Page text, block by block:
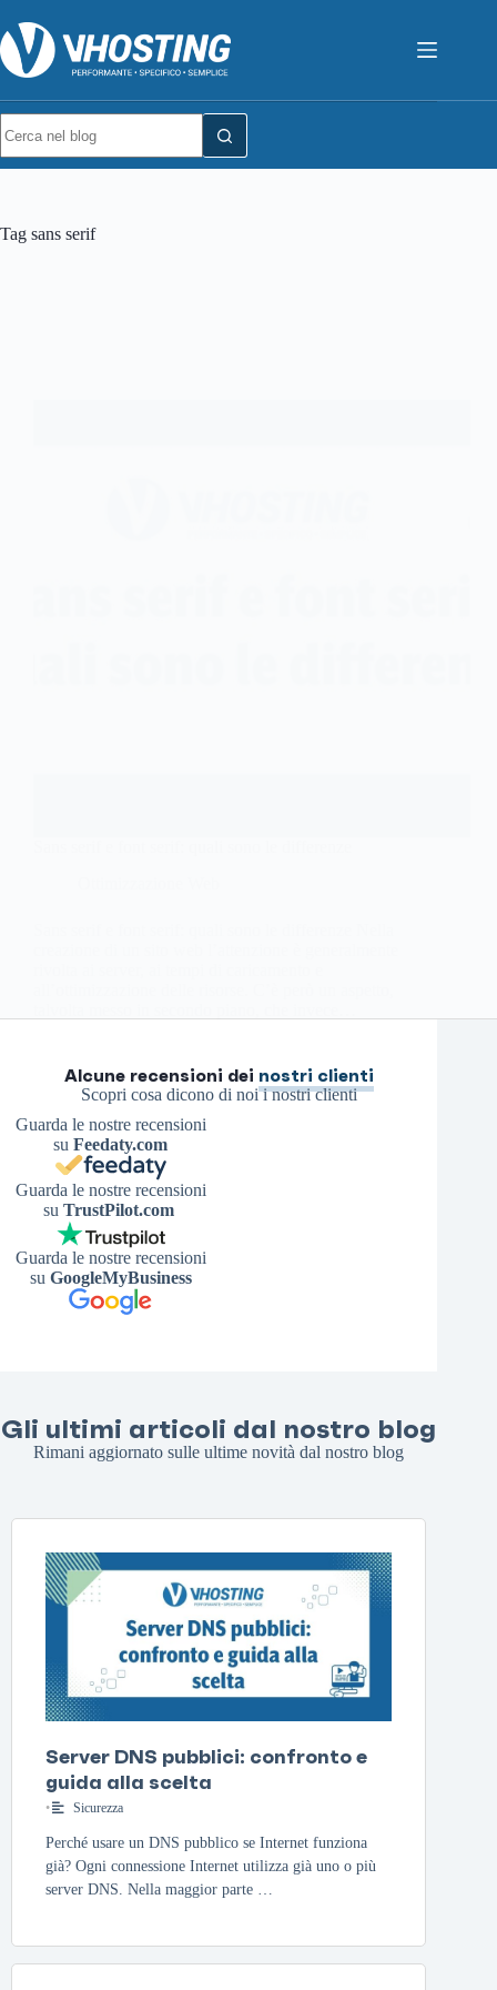
Tag sans serif
Alcune recensioni dei nostri clienti
Scopri cosa dicono di noi i nostri clienti
Guarda le nostre recensioni
suFeedaty.com
Guarda le nostre recensioni
su TrustPilot.com
Guarda le nostre recensioni
su GoogleMyBusiness
Gli ultimi articoli dal nostro blog
Rimani aggiornato sulle ultime novità dal nostro blog
Server DNS pubblici: confronto e
guida alla scelta
• Sicurezza
Perché usare un DNS pubblico se Internet funziona
già? Ogni connessione Internet utilizza già uno o più
server DNS. Nella maggior parte …